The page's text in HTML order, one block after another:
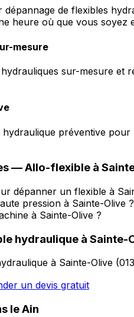
de flexibles
heure où que vous soyez
mesure
sur-mesure et
hydraulique préventive
—Allo-flexible à
dépanner un flexible à
pression à Sainte-Olive ?
à Sainte-Olive ?
hydraulique à Sainte-
à Sainte-Olive (
un devis gratuit
leAin